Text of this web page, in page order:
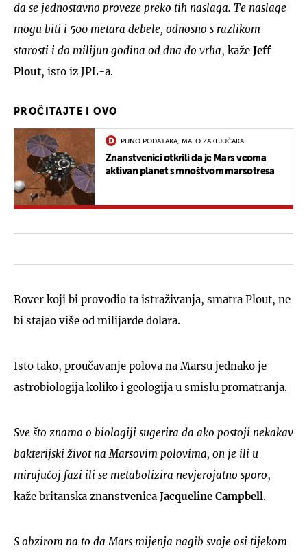
da se jednostavno proveze preko tih naslaga. Te naslage
mogu biti i 500 metara debele, odnosno s razlikom
starosti i do milijun godina od dna do vrha, kaže Jeff
Plout, isto iz JPL-a.
PROČITAJTE I OVO
PUNO PODATAKA, MALO ZAKLJUČAKA
Znanstvenici otkrili da je Mars veoma
aktivan planet s mnoštvom marsotresa
Rover koji bi provodio ta istraživanja, smatra Plout, ne
bi stajao više od milijarde dolara.
Isto tako, proučavanje polova na Marsu jednako je
astrobiologija koliko i geologija u smislu promatranja.
Sve što znamo o biologiji sugerira da ako postoji nekakav
bakterijski život na Marsovim polovima, on je ili u
mirujućoj fazi ili se metabolizira nevjerojatno sporo,
kaže britanska znanstvenica Jacqueline Campbell.
S obzirom na to da Mars mijenja nagib svoje osi tijekom